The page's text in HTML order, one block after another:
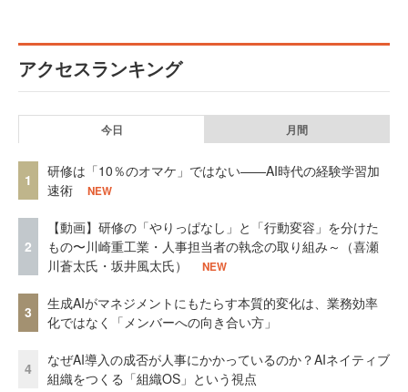
アクセスランキング
今日 月間
1
研修は「10％のオマケ」ではない——AI時代の経験学習加
速術
NEW
2
【動画】研修の「やりっぱなし」と「行動変容」を分けた
もの〜川崎重工業・人事担当者の執念の取り組み～（喜瀬
川蒼太氏・坂井風太氏）
NEW
3
生成AIがマネジメントにもたらす本質的変化は、業務効率
化ではなく「メンバーへの向き合い方」
4
なぜAI導入の成否が人事にかかっているのか？AIネイティブ
組織をつくる「組織OS」という視点